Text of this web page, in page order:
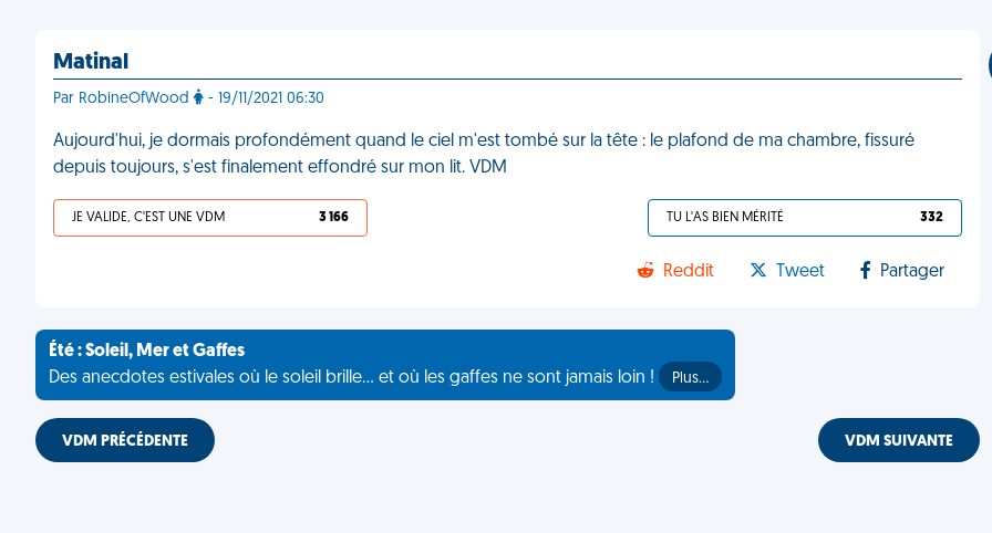
Matinal
Par RobineOfWood - 19/11/2021 06:30
Aujourd'hui, je dormais profondément quand le ciel m'est tombé sur la tête : le plafond de ma chambre, fissuré
depuis toujours, s'est finalement effondré sur mon lit. VDM
JE VALIDE, C'EST UNE VDM 3 166 TU L'AS BIEN MÉRITÉ 332
Reddit Tweet Partager
Été : Soleil, Mer et Gaffes
Des anecdotes estivales où le soleil brille... et où les gaffes ne sont jamais loin !
Plus…
VDM PRÉCÉDENTE VDM SUIVANTE